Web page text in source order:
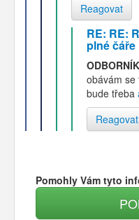
Reagovat
RE: RE:
plné čáře
ODBORNÍK
obávám se
bude třeba
Reagovat
Pomohly Vám tyto